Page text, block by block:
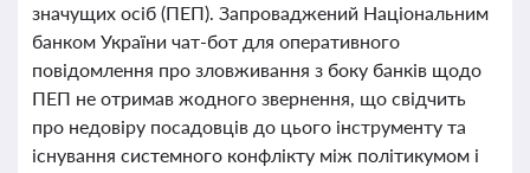
значущих осіб (ПЕП). Запроваджений Національним
банком України чат-бот для оперативного
повідомлення про зловживання з боку банків щодо
ПЕП не отримав жодного звернення, що свідчить
про недовіру посадовців до цього інструменту та
існування системного конфлікту між політикумом і